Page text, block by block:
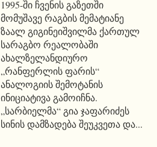
1995-ში ჩვენის გაზეთში
მომუშავე რაგბის მემატიანე
ზაალ გიგინეიშვილმა ქართულ
სარაგბო რეალობაში
ახალზელანდიურო
„რანფერლის ფარის“
ანალოგიის შემოტანის
ინიციატივა გამოიჩნა.
„სარბიელმა“ გია ჯაფარიძეს
სინის დამზადება შეუკვეთა და...